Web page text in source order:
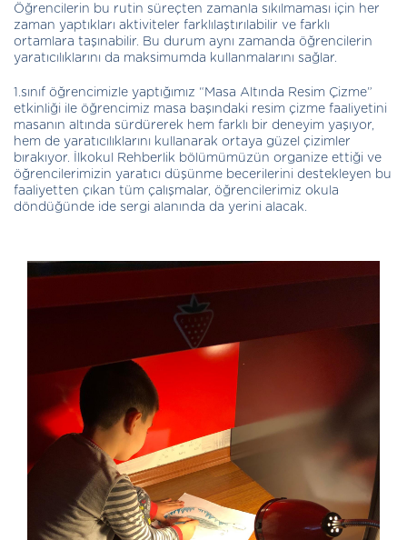
Öğrencilerin bu rutin süreçten zamanla sıkılmaması için her
zaman yaptıkları aktiviteler farklılaştırılabilir ve farklı
ortamlara taşınabilir. Bu durum aynı zamanda öğrencilerin
yaratıcılıklarını da maksimumda kullanmalarını sağlar.
1.sınıf öğrencimizle yaptığımız “Masa Altında Resim Çizme”
etkinliği ile öğrencimiz masa başındaki resim çizme faaliyetini
masanın altında sürdürerek hem farklı bir deneyim yaşıyor,
hem de yaratıcılıklarını kullanarak ortaya güzel çizimler
bırakıyor. İlkokul Rehberlik bölümümüzün organize ettiği ve
öğrencilerimizin yaratıcı düşünme becerilerini destekleyen bu
faaliyetten çıkan tüm çalışmalar, öğrencilerimiz okula
döndüğünde ide sergi alanında da yerini alacak.